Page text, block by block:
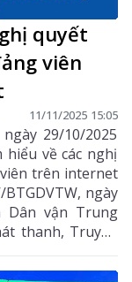
quyết
viên
11/11/2025 15:05
29/10/2025
về các nghị
trên internet
ngày
Dân vận Trung
thanh, Truyền
cuộc thi cụ thể